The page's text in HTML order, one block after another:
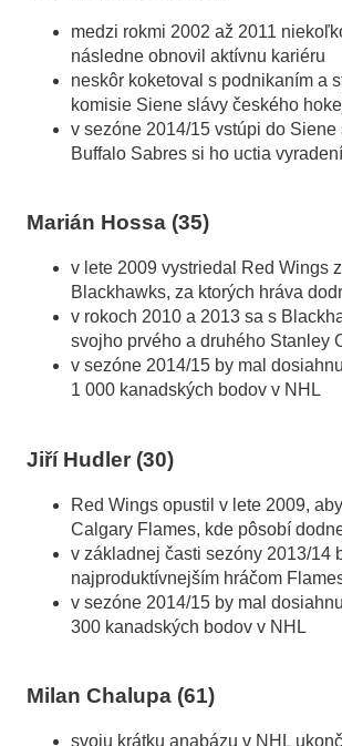
medzi rokmi 2002 až 2011
následne obnovil aktívnu kariéru
neskôr koketoval s podnikaním a
komisie Siene slávy českého
v sezóne 2014/15 vstúpi do Siene
Buffalo Sabres si ho uctia
Marián Hossa (35)
v lete 2009 vystriedal Red Wings
Blackhawks, za ktorých hráva
v rokoch 2010 a 2013 sa s
svojho prvého a druhého Stanley
v sezóne 2014/15 by mal
1 000 kanadských bodov v NHL
Jiří Hudler (30)
Red Wings opustil v lete 2009,
Calgary Flames, kde pôsobí
v základnej časti sezóny 2013/14
najproduktívnejším hráčom
v sezóne 2014/15 by mal
300 kanadských bodov v NHL
Milan Chalupa (61)
svoju krátku anabázu v NHL